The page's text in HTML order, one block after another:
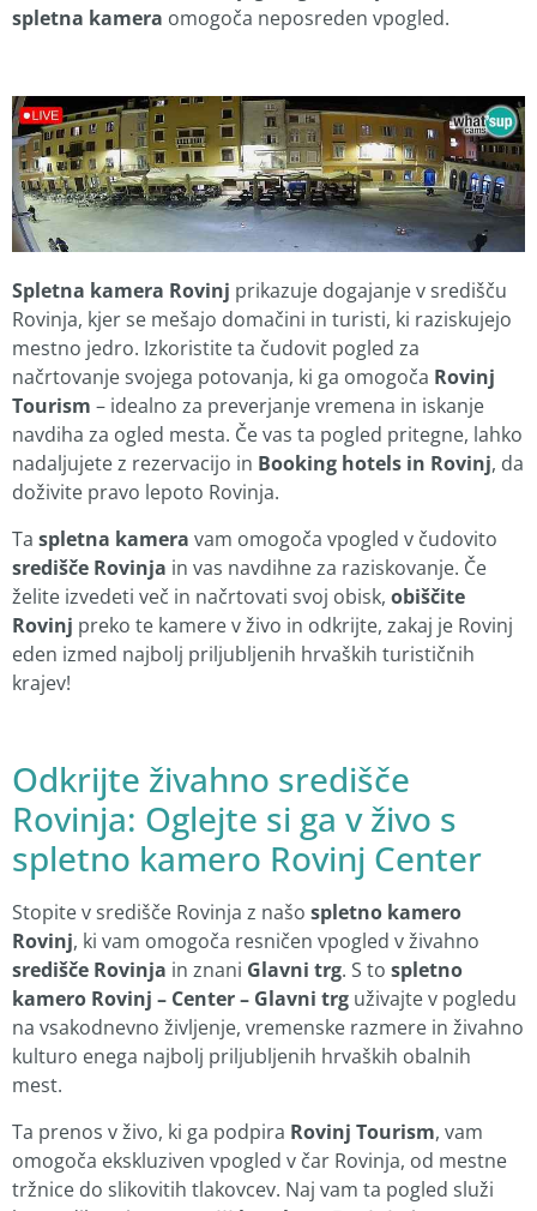
spletna kamera omogoča neposreden vpogled.
Spletna kamera Rovinj prikazuje dogajanje v središču
Rovinja, kjer se mešajo domačini in turisti, ki raziskujejo
mestno jedro. Izkoristite ta čudovit pogled za
načrtovanje svojega potovanja, ki ga omogoča Rovinj
Tourism – idealno za preverjanje vremena in iskanje
navdiha za ogled mesta. Če vas ta pogled pritegne, lahko
nadaljujete z rezervacijo in Booking hotels in Rovinj, da
doživite pravo lepoto Rovinja.
Ta spletna kamera vam omogoča vpogled v čudovito
središče Rovinja in vas navdihne za raziskovanje. Če
želite izvedeti več in načrtovati svoj obisk, obiščite
Rovinj preko te kamere v živo in odkrijte, zakaj je Rovinj
eden izmed najbolj priljubljenih hrvaških turističnih
krajev!
Odkrijte živahno središče
Rovinja: Oglejte si ga v živo s
spletno kamero Rovinj Center
Stopite v središče Rovinja z našo spletno kamero
Rovinj, ki vam omogoča resničen vpogled v živahno
središče Rovinja in znani Glavni trg. S to spletno
kamero Rovinj – Center – Glavni trg uživajte v pogledu
na vsakodnevno življenje, vremenske razmere in živahno
kulturo enega najbolj priljubljenih hrvaških obalnih
mest.
Ta prenos v živo, ki ga podpira Rovinj Tourism, vam
omogoča ekskluziven vpogled v čar Rovinja, od mestne
tržnice do slikovitih tlakovcev. Naj vam ta pogled služi